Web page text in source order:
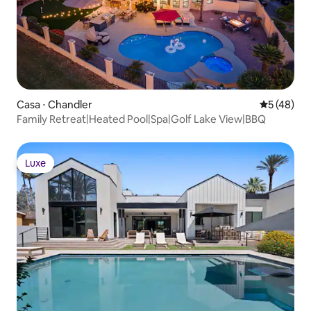
Casa ⋅ Chandler 5 de uma
5 (48)
Family Retreat|Heated Pool|Spa|Golf Lake View|BBQ
Luxe
Luxe